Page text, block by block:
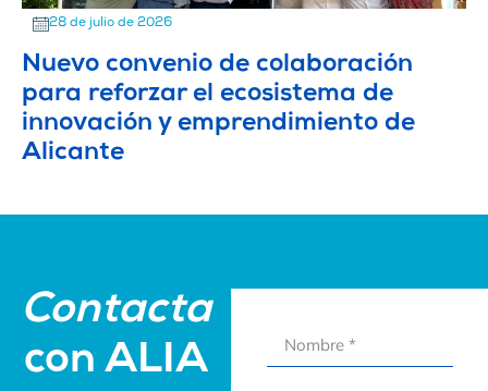
28 de julio de 2026
Nuevo convenio de colaboración
para reforzar el ecosistema de
innovación y emprendimiento de
Alicante
Contacta
con ALIA